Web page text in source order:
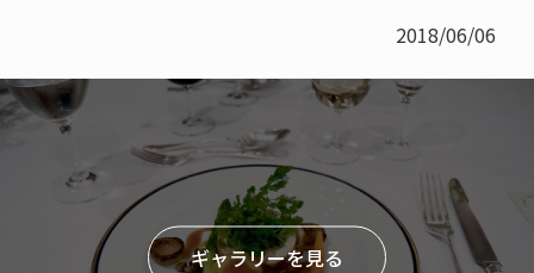
2018/06/06
ギャラリーを見る